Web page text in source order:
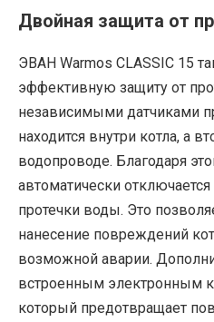
Двойная защита от
ЭВАН Warmos CLASSIC 15
эффективную защиту от
независимыми датчиками
находится внутри котла, а
водопроводе. Благодаря
автоматически
протечки воды. Это
нанесение повреждений
возможной аварии.
встроенным электронным
который предотвращает